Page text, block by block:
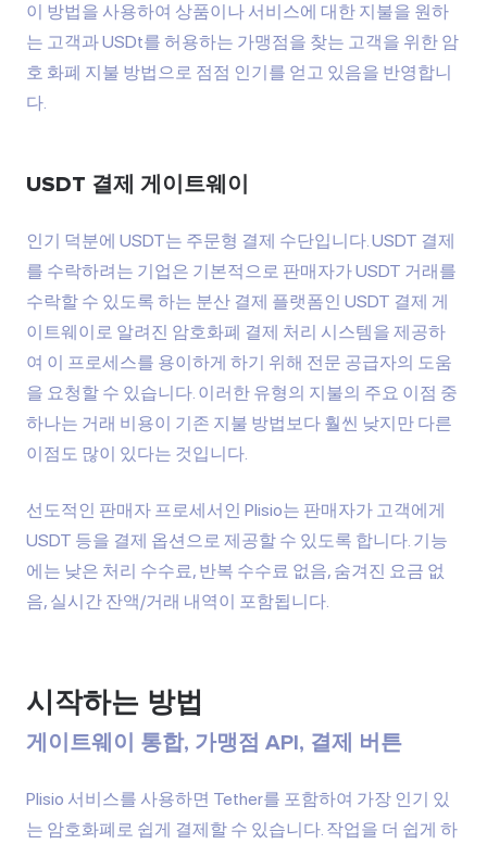
이 방법을 사용하여 상품이나 서비스에 대한 지불을 원하
는 고객과 USDt를 허용하는 가맹점을 찾는 고객을 위한 암
호 화폐 지불 방법으로 점점 인기를 얻고 있음을 반영합니
다.
USDT 결제 게이트웨이
인기 덕분에 USDT는 주문형 결제 수단입니다. USDT 결제
를 수락하려는 기업은 기본적으로 판매자가 USDT 거래를
수락할 수 있도록 하는 분산 결제 플랫폼인 USDT 결제 게
이트웨이로 알려진 암호화폐 결제 처리 시스템을 제공하
여 이 프로세스를 용이하게 하기 위해 전문 공급자의 도움
을 요청할 수 있습니다. 이러한 유형의 지불의 주요 이점 중
하나는 거래 비용이 기존 지불 방법보다 훨씬 낮지만 다른
이점도 많이 있다는 것입니다.
선도적인 판매자 프로세서인 Plisio는 판매자가 고객에게
USDT 등을 결제 옵션으로 제공할 수 있도록 합니다. 기능
에는 낮은 처리 수수료, 반복 수수료 없음, 숨겨진 요금 없
음, 실시간 잔액/거래 내역이 포함됩니다.
시작하는 방법
게이트웨이 통합, 가맹점 API, 결제 버튼
Plisio 서비스를 사용하면 Tether를 포함하여 가장 인기 있
는 암호화폐로 쉽게 결제할 수 있습니다. 작업을 더 쉽게 하